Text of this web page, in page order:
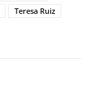
Teresa Ruiz